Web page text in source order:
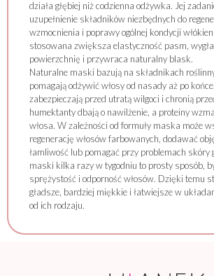
działa głębiej niż codzienna odżywka. Jej
uzupełnienie składników niezbędnych do
wzmocnienia i poprawy ogólnej kondycji
stosowana zwiększa elastyczność pasm,
powierzchnię i przywraca naturalny blask.
Naturalne maski bazują na składnikach
pomagają odżywić włosy od nasady aż po
zabezpieczają przed utratą wilgoci i chronią
humektanty dbają o nawilżenie, a proteiny
włosa. W zależności od formuły maska może
regenerację włosów farbowanych, dodawać
łamliwość lub pomagać przy problemach skóry
maski kilka razy w tygodniu to prosty sposób,
sprężystość i odporność włosów. Dzięki temu
gładsze, bardziej miękkie i łatwiejsze w
od ich rodzaju.